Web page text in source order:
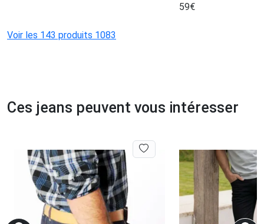
59€
Voir les 143 produits 1083
Ces jeans peuvent vous intéresser